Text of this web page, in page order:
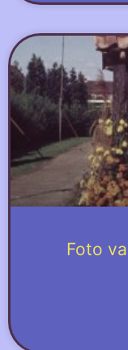
Foto